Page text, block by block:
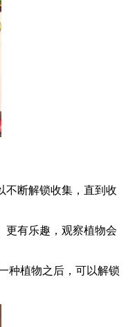
断解锁收集，直到收
有乐趣，观察植物会
植物之后，可以解锁